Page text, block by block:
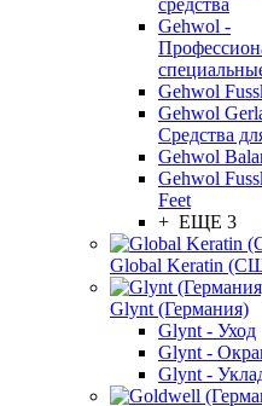
средства
Gehwol -
Gehwol
Gehwol
Средства
Gehwol
Gehwol
Feet
+ ЕЩЕ 3
Global Keratin
Glynt (Германия)
Glynt - Уход
Glynt -
Glynt -